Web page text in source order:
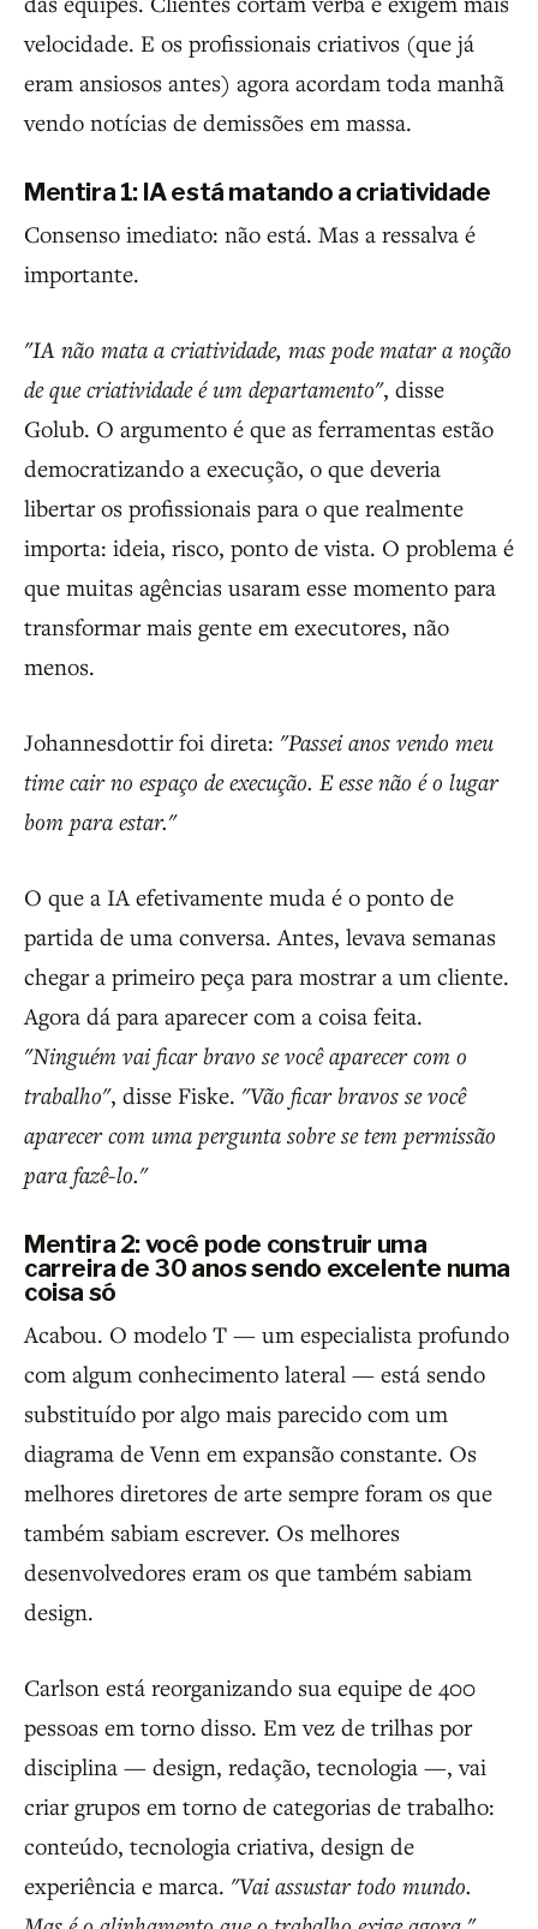
velocidade. E os profissionais criativos (que já
eram ansiosos antes) agora acordam toda manhã
vendo notícias de demissões em massa.
Mentira 1: IA está matando a criatividade
Consenso imediato: não está. Mas a ressalva é
importante.
"IA não mata a criatividade, mas pode matar a noção
de que criatividade é um departamento", disse
Golub. O argumento é que as ferramentas estão
democratizando a execução, o que deveria
libertar os profissionais para o que realmente
importa: ideia, risco, ponto de vista. O problema é
que muitas agências usaram esse momento para
transformar mais gente em executores, não
menos.
Johannesdottir foi direta: "Passei anos vendo meu
time cair no espaço de execução. E esse não é o lugar
bom para estar."
O que a IA efetivamente muda é o ponto de
partida de uma conversa. Antes, levava semanas
chegar a primeiro peça para mostrar a um cliente.
Agora dá para aparecer com a coisa feita.
"Ninguém vai ficar bravo se você aparecer com o
trabalho", disse Fiske. "Vão ficar bravos se você
aparecer com uma pergunta sobre se tem permissão
para fazê-lo."
Mentira 2: você pode construir uma
carreira de 30 anos sendo excelente numa
coisa só
Acabou. O modelo T — um especialista profundo
com algum conhecimento lateral — está sendo
substituído por algo mais parecido com um
diagrama de Venn em expansão constante. Os
melhores diretores de arte sempre foram os que
também sabiam escrever. Os melhores
desenvolvedores eram os que também sabiam
design.
Carlson está reorganizando sua equipe de 400
pessoas em torno disso. Em vez de trilhas por
disciplina — design, redação, tecnologia —, vai
criar grupos em torno de categorias de trabalho:
conteúdo, tecnologia criativa, design de
experiência e marca. "Vai assustar todo mundo.